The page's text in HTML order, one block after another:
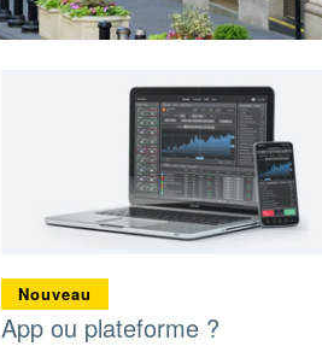
Nouveau
App ou plateforme ?